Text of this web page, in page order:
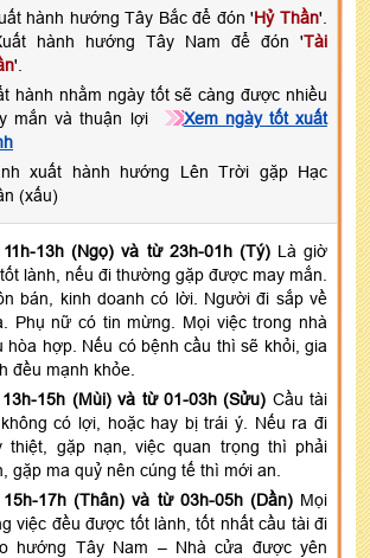
hành hướng Tây Bắc để đón 'Hỷ Thần'.
hành hướng Tây Nam để đón 'Tài
'.
hành nhằm ngày tốt sẽ càng được nhiều
mắn và thuận lợi
Xem ngày tốt xuất
xuất hành hướng Lên Trời gặp Hạc
(xấu)
13h (Ngọ) và từ 23h-01h (Tý) Là giờ
lành, nếu đi thường gặp được may mắn.
bán, kinh doanh có lời. Người đi sắp về
Phụ nữ có tin mừng. Mọi việc trong nhà
hòa hợp. Nếu có bệnh cầu thì sẽ khỏi, gia
đều mạnh khỏe.
15h (Mùi) và từ 01-03h (Sửu) Cầu tài
có lợi, hoặc hay bị trái ý. Nếu ra đi
thiệt, gặp nạn, việc quan trọng thì phải
gặp ma quỷ nên cúng tế thì mới an.
17h (Thân) và từ 03h-05h (Dần) Mọi
việc đều được tốt lành, tốt nhất cầu tài đi
hướng Tây Nam – Nhà cửa được yên